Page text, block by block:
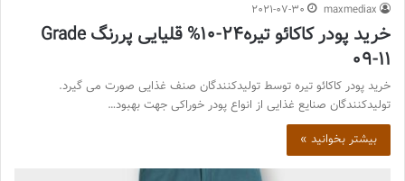
maxmediax
2021-07-30
خرید پودر کاکائو تیره24-10% قلیایی پررنگ Grade
09-11
خرید پودر کاکائو تیره توسط تولیدکنندگان صنف غذایی صورت می گیرد.
تولیدکنندگان صنایع غذایی از انواع پودر خوراکی جهت بهبود…
بیشتر بخوانید »